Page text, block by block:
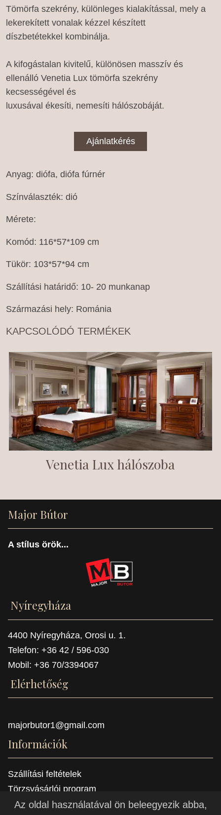
Az oldal használatával ön beleegyezik abba,
Tömörfa szekrény, különleges kialakítással, mely a
lekerekített vonalak kézzel készített
díszbetétekkel kombinálja.
A kifogástalan kivitelű, különösen masszív és
ellenálló Venetia Lux tömörfa szekrény
kecsességével és
luxusával ékesíti, nemesíti hálószobáját.
Ajánlatkérés
Anyag: diófa, diófa fúrnér
Színválaszték: dió
Mérete:
Komód: 116*57*109 cm
Tükör: 103*57*94 cm
Szállítási határidő: 10- 20 munkanap
Származási hely: Románia
KAPCSOLÓDÓ TERMÉKEK
Venetia Lux hálószoba
Major Bútor
A stílus örök...
Nyíregyháza
4400 Nyíregyháza, Orosi u. 1.
Telefon: +36 42 / 596-030
Mobil: +36 70/3394067
Elérhetőség
majorbutor1@gmail.com
Információk
Szállítási feltételek
Törzsvásárlói program
Referenciák